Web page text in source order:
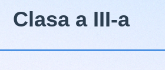
Clasa a III-a